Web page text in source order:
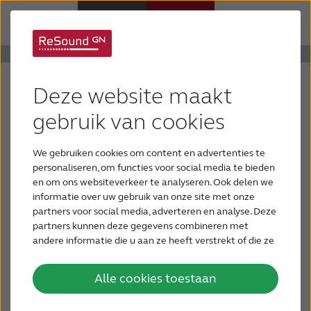
Deze website maakt
gebruik van cookies
We gebruiken cookies om content en advertenties te
personaliseren, om functies voor social media te bieden
en om ons websiteverkeer te analyseren. Ook delen we
informatie over uw gebruik van onze site met onze
partners voor social media, adverteren en analyse. Deze
partners kunnen deze gegevens combineren met
andere informatie die u aan ze heeft verstrekt of die ze
services.
Alle cookies toestaan
Hulp en ondersteuning
Over ReSound
Gehoorverlies
BLOG
VOOR PROFESSIONALS
Hoortoestel-app
ReSound Smart
Gebruik hem met uw ReSound LiNX²,
ReSound ENZO², ReSound LiNX, ReSound
ENZO of ReSound UpSmart hoortoestellen
Creëer en bewaar uw favoriete